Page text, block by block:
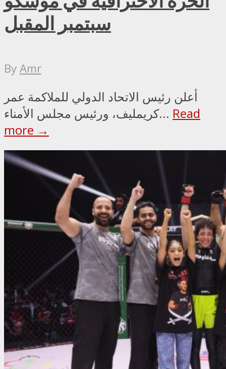
سبتمبر المقبل
ByAmr
أعلن رئيس الاتحاد الدولي للملاكمة عمر
كريمليف، ورئيس مجلس الأمناء... Read
more →